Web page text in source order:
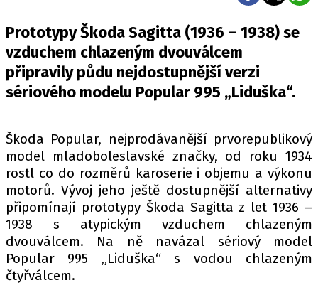
ROZHOVORY
DAKAR
Z DOMOVA
ZE SVĚTA
MOTORSPORT
PIT LANE
ČEŠI V AKCI
FIA CEZ & POHÁRY
MEZINÁRODNÍ SCÉNA
Prototypy Škoda Sagitta (1936 – 1938) se
vzduchem chlazeným dvouválcem
připravily půdu nejdostupnější verzi
sériového modelu Popular 995 „Liduška“.
Škoda Popular, nejprodávanější prvorepublikový
model mladoboleslavské značky, od roku 1934
rostl co do rozměrů karoserie i objemu a výkonu
motorů. Vývoj jeho ještě dostupnější alternativy
připomínají prototypy Škoda Sagitta z let 1936 –
1938 s atypickým vzduchem chlazeným
dvouválcem. Na ně navázal sériový model
Popular 995 „Liduška“ s vodou chlazeným
čtyřválcem.